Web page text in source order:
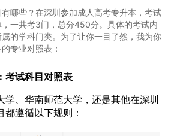
哪些？在深圳参加成人高考专升本，考试
一共考3门，总分450分。具体的考试内
的学科门类。为了让你一目了然，我为你
专业对照表：
考试科目对照表
学、华南师范大学，还是其他在深圳
遵循以下规则：